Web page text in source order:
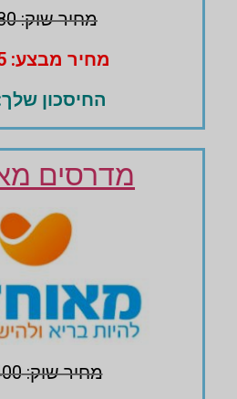
מחיר שוק: 680 ₪
מחיר מבצע: 125 ₪
החיסכון שלך:
מדרסים
מחיר שוק: 2400 ₪